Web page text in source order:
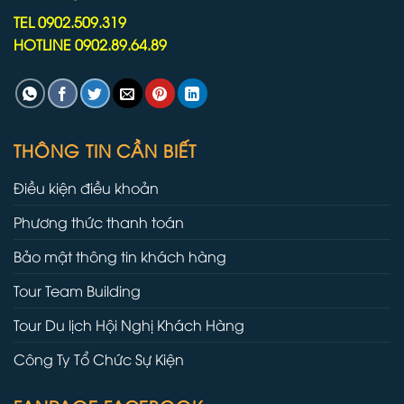
TEL 0902.509.319
HOTLINE 0902.89.64.89
THÔNG TIN CẦN BIẾT
Điều kiện điều khoản
Phương thức thanh toán
Bảo mật thông tin khách hàng
Tour Team Building
Tour Du lịch Hội Nghị Khách Hàng
Công Ty Tổ Chức Sự Kiện